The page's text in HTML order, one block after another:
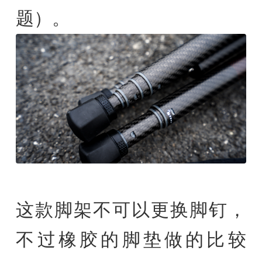
题）。
这款脚架不可以更换脚钉，
不过橡胶的脚垫做的比较